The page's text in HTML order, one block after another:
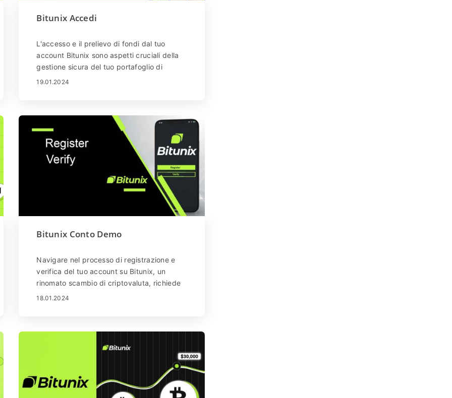
Bitunix Accedi
L'accesso e il prelievo di fondi dal tuo
account Bitunix sono aspetti cruciali della
gestione sicura del tuo portafoglio di
criptovalute. Questa guida ti guiderà
19.01.2024
Bitunix Conto Demo
Navigare nel processo di registrazione e
verifica del tuo account su Bitunix, un
rinomato scambio di criptovaluta, richiede
un'attenta attenzione ai dettagli. Questa
18.01.2024